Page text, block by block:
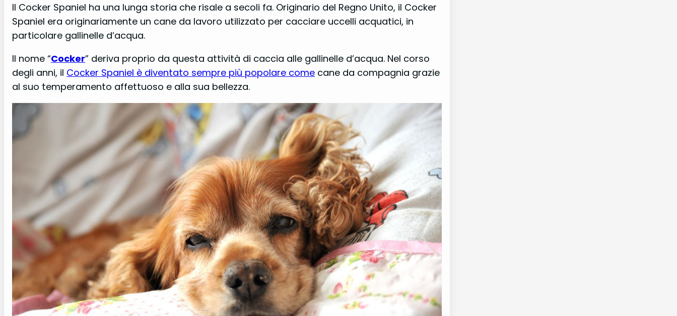
Il Cocker Spaniel ha una lunga storia che risale a secoli fa. Originario del Regno Unito, il Cocker
Spaniel era originariamente un cane da lavoro utilizzato per cacciare uccelli acquatici, in
particolare gallinelle d’acqua.
Il nome “Cocker” deriva proprio da questa attività di caccia alle gallinelle d’acqua. Nel corso
degli anni, il Cocker Spaniel è diventato sempre più popolare come cane da compagnia grazie
al suo temperamento affettuoso e alla sua bellezza.